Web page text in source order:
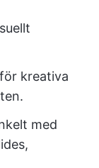
kreativa
med